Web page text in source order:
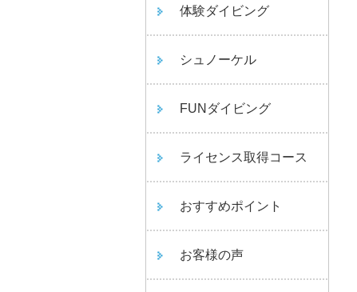
体験ダイビング
シュノーケル
FUNダイビング
ライセンス取得コース
おすすめポイント
お客様の声